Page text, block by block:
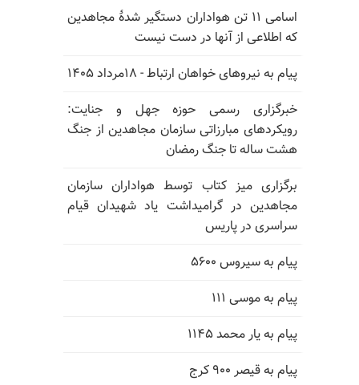
اسامی ۱۱ تن هواداران دستگیر شدهٔ مجاهدین
که اطلاعی از آنها در دست نیست
پیام به نیروهای خواهان ارتباط - ۱۸مرداد ۱۴۰۵
خبرگزاری رسمی حوزه جهل و جنایت:
رویکردهای مبارزاتی سازمان مجاهدین از جنگ
هشت ساله تا جنگ رمضان
برگزاری میز کتاب توسط هواداران سازمان
مجاهدین در گرامیداشت یاد شهیدان قیام
سراسری در پاریس
پیام به سیروس ۵۶۰۰
پیام به موسی ۱۱۱
پیام به یار محمد ۱۱۴۵
پیام به قیصر ۹۰۰ کرج